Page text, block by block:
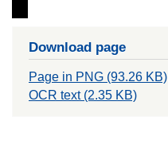
Download page
Page in PNG (93.26 KB)
OCR text (2.35 KB)